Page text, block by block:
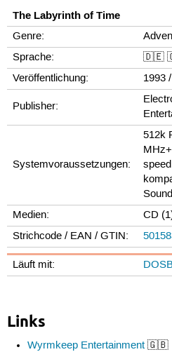
The Labyrinth of Time
Genre:
Sprache:
🇩🇪
Veröffentlichung:
1993
Publisher:
Systemvoraussetzungen:
512k
Medien:
CD
Strichcode / EAN / GTIN:
Läuft mit:
Links
Wyrmkeep Entertainment 🇬🇧